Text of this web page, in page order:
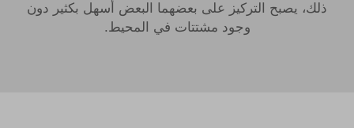
ذلك، يصبح التركيز على بعضهما البعض أسهل بكثير دون
وجود مشتتات في المحيط.